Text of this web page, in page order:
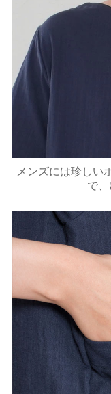
メンズには珍しい
で、